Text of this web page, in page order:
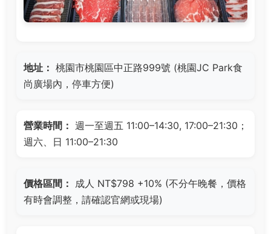
地址： 桃園市桃園區中正路999號 (桃園JC Park食
尚廣場內，停車方便)
營業時間： 週一至週五 11:00–14:30, 17:00–21:30；
週六、日 11:00–21:30
價格區間： 成人 NT$798 +10% (不分午晚餐，價格
有時會調整，請確認官網或現場)